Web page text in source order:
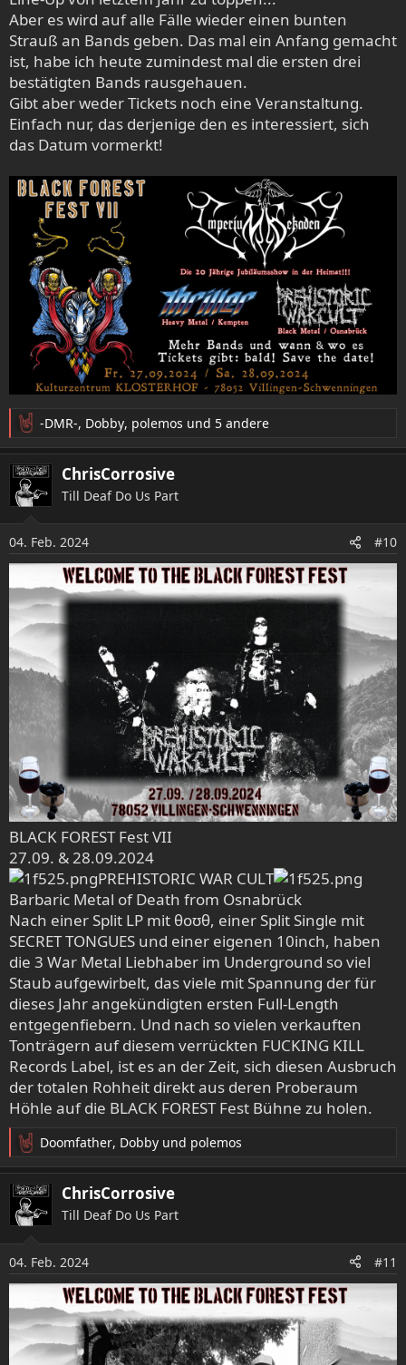
Somit sieht es dann 2024 momentan so aus:
13.09./14.09. - STORM CRUSHER
20.09./21.09. - METAL IM WOID
21.09. - GAS GÄBA
21.09. - 10 Jahre DEAF FOREVER
27.09./28.09. - BLACK FOREST Fest VII
Was für ein brutaler Festival Overkill im September 2024!!!
IT TRUE RISING ist.
Da werden wohl alle gerade genannten im Endeffekt nicht
von profitieren, weil ...
Lassen wir das Gejammere!
Wünsche Euch allen ein frohes 2024. Das wird schon!
Metal up your fuckin ass!
Darauf einen Brombeer!
Cheers!
Aber es wird auf alle Fälle wieder einen bunten
Strauß an Bands geben. Das mal ein Anfang gemacht
ist, habe ich heute zumindest mal die ersten drei
bestätigten Bands rausgehauen.
Gibt aber weder Tickets noch eine Veranstaltung.
Einfach nur, das derjenige den es interessiert, sich
das Datum vormerkt!
R
e
a
k
t
n
e
n
:
-DMR-, Dobby, polemos und 5 andere
ChrisCorrosive
Till Deaf Do Us Part
04. Feb. 2024 #10
BLACK FOREST Fest VII
27.09. & 28.09.2024
PREHISTORIC WAR CULT
Barbaric Metal of Death from Osnabrück
Nach einer Split LP mit θoʊθ, einer Split Single mit
SECRET TONGUES und einer eigenen 10inch, haben
die 3 War Metal Liebhaber im Underground so viel
Staub aufgewirbelt, das viele mit Spannung der für
dieses Jahr angekündigten ersten Full-Length
entgegenfiebern. Und nach so vielen verkauften
Tonträgern auf diesem verrückten FUCKING KILL
Records Label, ist es an der Zeit, sich diesen Ausbruch
der totalen Rohheit direkt aus deren Proberaum
Höhle auf die BLACK FOREST Fest Bühne zu holen.
R
e
a
k
t
n
e
n
:
Doomfather, Dobby und polemos
ChrisCorrosive
Till Deaf Do Us Part
04. Feb. 2024 #11